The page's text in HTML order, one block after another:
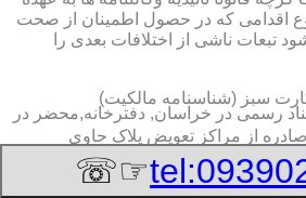
اقدامی که در حصول اطمینان از صحت
تبعات ناشی از اختلافات بعدی را
صادره از مراکز تعویض پلاک حاوی
از نوع ، سیستم ، مدل ، رنگ ، شماره
رسمی در خراسان, دفترخانه,محضر در
☞☏